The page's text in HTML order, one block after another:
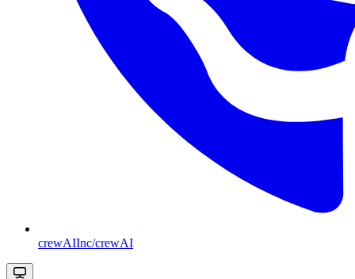
crewAIInc/crewAI